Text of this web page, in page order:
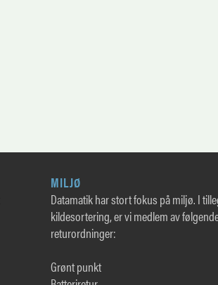
MILJØ
Datamatik har stort fokus på miljø. I
kildesortering, er vi medlem av
returordninger:
Grønt punkt